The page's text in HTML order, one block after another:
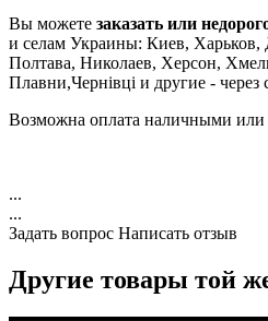
Вы можете заказать или
и селам Украины: Киев, Харьков,
Полтава, Николаев, Херсон,
Плавни,Чернівці и другие -
Возможна оплата наличными или
...
...
Задать вопрос Написать отзыв
Другие товары той